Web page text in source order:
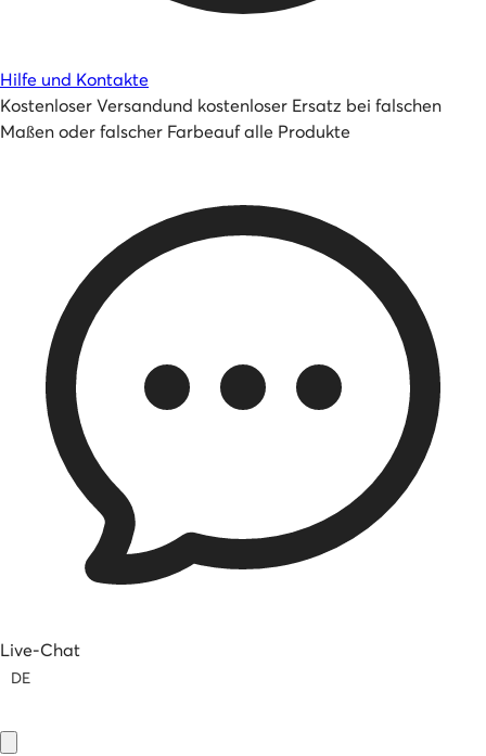
Hilfe und Kontakte
Kostenloser Versandund kostenloser Ersatz bei falschen
Maßen oder falscher Farbeauf alle Produkte
Live-Chat
DE